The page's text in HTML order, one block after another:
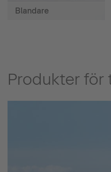
Blandare
Produkter